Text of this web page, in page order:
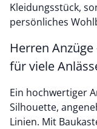
Kleidungsstück,
persönliches
Herren
für viele
Ein hochwertiger
Silhouette,
Linien. Mit